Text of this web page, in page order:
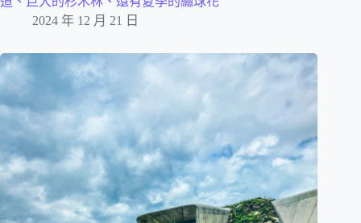
2024 年 12 月 21 日